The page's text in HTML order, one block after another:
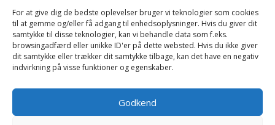
For at give dig de bedste oplevelser bruger vi teknologier som cookies
til at gemme og/eller få adgang til enhedsoplysninger. Hvis du giver dit
samtykke til disse teknologier, kan vi behandle data som f.eks.
browsingadfærd eller unikke ID'er på dette websted. Hvis du ikke giver
dit samtykke eller trækker dit samtykke tilbage, kan det have en negativ
indvirkning på visse funktioner og egenskaber.
Godkend
Pringles Hot & Spicy - 165 gram
743 Views40 kr.
Fini Krudttønder Tyggegummi